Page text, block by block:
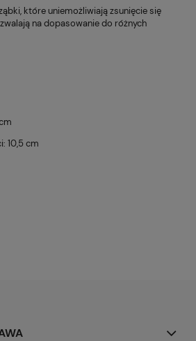
które uniemożliwiają zsunięcie się
na dopasowanie do różnych
10,5 cm